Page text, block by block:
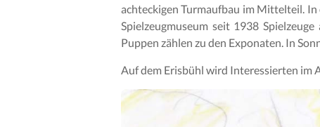
achteckigen Turmaufbau im Mittelteil. In
Spielzeugmuseum seit 1938
Puppen zählen zu den Exponaten. In
Auf dem Erisbühl wird Interessierten im